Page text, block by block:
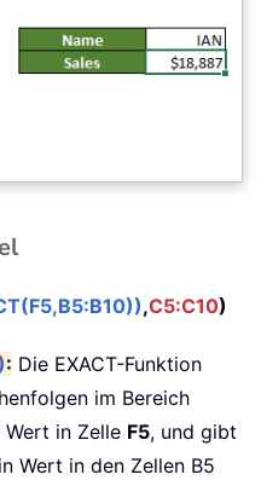
,C5:C10)
: Die EXACT-Funktion
im Bereich
Wert in Zelle F5, und gibt
Wert in den Zellen B5